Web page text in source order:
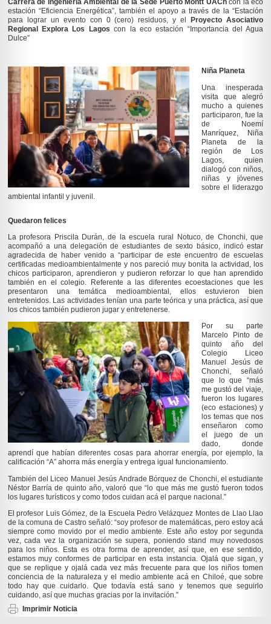
estación “Eficiencia Energética”, también el apoyo a través de la “Estación
para lograr un evento con 0 (cero) residuos, y elProyecto Asociativo
Regional Explora Los Lagos con la eco estación “Importancia del Agua
Dulce”
Niña Planeta
Una inesperada
visita que alegró
mucho a quienes
participaron, fue la
de Noemí
Manríquez, Niña
Planeta de la
región de Los
Lagos, quien
dialogó con niños,
niñas y jóvenes
sobre el liderazgo
ambiental infantil y juvenil.
Quedaron felices
La profesora Priscila Durán, de la escuela rural Notuco, de Chonchi, que
acompañó a una delegación de estudiantes de sexto básico, indicó estar
agradecida de haber venido a “participar de este encuentro de escuelas
certificadas medioambientalmente y nos pareció muy bonita la actividad, los
chicos participaron, aprendieron y pudieron reforzar lo que han aprendido
también en el colegio. Referente a las diferentes ecoestaciones que les
presentaron una temática medioambiental, ellos estuvieron bien
entretenidos. Las actividades tenían una parte teórica y una práctica, así que
los chicos también pudieron jugar y entretenerse.
Por su parte
Marcelo Pinto de
quinto año del
Colegio Liceo
Manuel Jesús de
Chonchi, señaló
que lo que “más
me gustó del viaje,
fueron los lugares
(eco estaciones) y
los temas que nos
enseñaron como
el juego de un
dado, donde
aprendí que habían diferentes cosas para ahorrar energía, por ejemplo, la
calificación “A” ahorra más energía y entrega igual funcionamiento.
También del Liceo Manuel Jesús Andrade Bórquez de Chonchi, el estudiante
Néstor Barría de quinto año, valoró que “lo que más me gustó fueron todos
los lugares turísticos y como todos cuidan acá el parque nacional.”
El profesor Luis Gómez, de la Escuela Pedro Velázquez Montes de Llao Llao
de la comuna de Castro señaló: “soy profesor de matemáticas, pero estoy acá
siempre como movido por el medio ambiente. Este año estoy por segunda
vez, cada vez la organización se supera, poniendo stand muy novedosos
para los niños. Esta es otra forma de aprender, así que, en ese sentido,
estamos muy conformes de participar en esta instancia. Ojalá que sigan, y
que se replique y ojalá cada vez más frecuente para que los niños tomen
conciencia de la naturaleza y el medio ambiente acá en Chiloé, que sobre
todo hay que cuidarlo. Que todavía está sano y tenemos que seguirlo
cuidando, así que muchas gracias por la invitación.”
Imprimir Noticia